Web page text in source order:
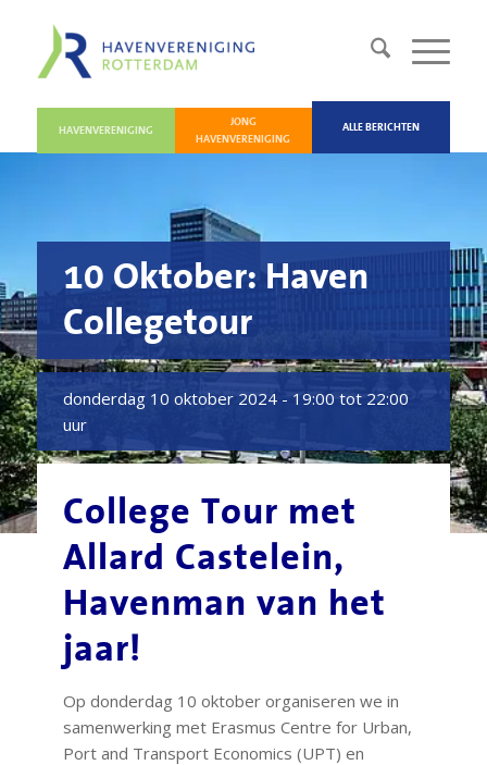
HAVENVERENIGING
JONG
HAVENVERENIGING
ALLE BERICHTEN
10 Oktober: Haven
Collegetour
donderdag 10 oktober 2024 - 19:00 tot 22:00
uur
College Tour met
Allard Castelein,
Havenman van het
jaar!
Op donderdag 10 oktober organiseren we in
samenwerking met Erasmus Centre for Urban,
Port and Transport Economics (UPT) en